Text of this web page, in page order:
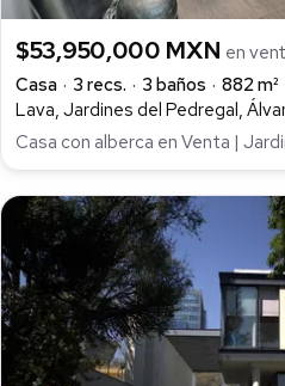
$53,950,000 MXN en
Casa
3 recs. 3 baños
882 m²
Lava, Jardines del Pedregal,
Casa con alberca en Venta |